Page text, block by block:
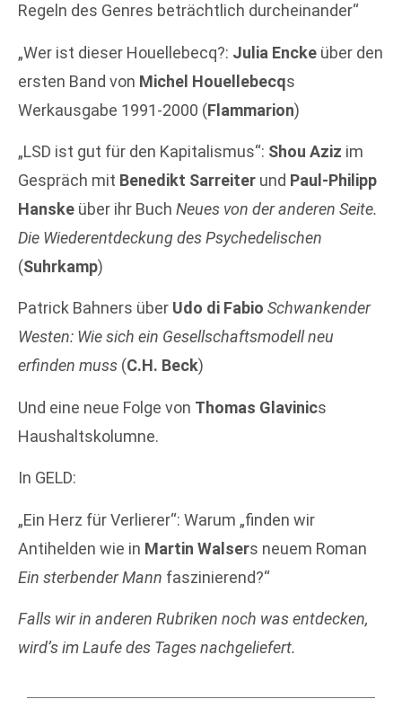
Regeln des Genres beträchtlich durcheinander“
„Wer ist dieser Houellebecq?: Julia Encke über den
ersten Band von Michel Houellebecqs
Werkausgabe 1991-2000 (Flammarion)
„LSD ist gut für den Kapitalismus“: Shou Aziz im
Gespräch mit Benedikt Sarreiter und Paul-Philipp
Hanske über ihr Buch Neues von der anderen Seite.
Die Wiederentdeckung des Psychedelischen
(Suhrkamp)
Patrick Bahners über Udo di Fabio Schwankender
Westen: Wie sich ein Gesellschaftsmodell neu
erfinden muss (C.H. Beck)
Und eine neue Folge von Thomas Glavinics
Haushaltskolumne.
In GELD:
„Ein Herz für Verlierer“: Warum „finden wir
Antihelden wie in Martin Walsers neuem Roman
Ein sterbender Mann faszinierend?“
Falls wir in anderen Rubriken noch was entdecken,
wird’s im Laufe des Tages nachgeliefert.